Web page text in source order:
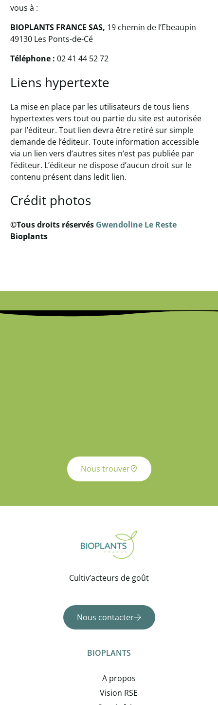
vous à :
BIOPLANTS FRANCE SAS, 19 chemin de l’Ebeaupin
49130 Les Ponts-de-Cé
Téléphone : 02 41 44 52 72
Liens hypertexte
La mise en place par les utilisateurs de tous liens
hypertextes vers tout ou partie du site est autorisée
par l’éditeur. Tout lien devra être retiré sur simple
demande de l’éditeur. Toute information accessible
via un lien vers d’autres sites n’est pas publiée par
l’éditeur. L’éditeur ne dispose d’aucun droit sur le
contenu présent dans ledit lien.
Crédit photos
©Tous droits réservés Gwendoline Le Reste
Bioplants
Nous trouver
Cultiv’acteurs de goût
Nous contacter
BIOPLANTS
A propos
Vision RSE